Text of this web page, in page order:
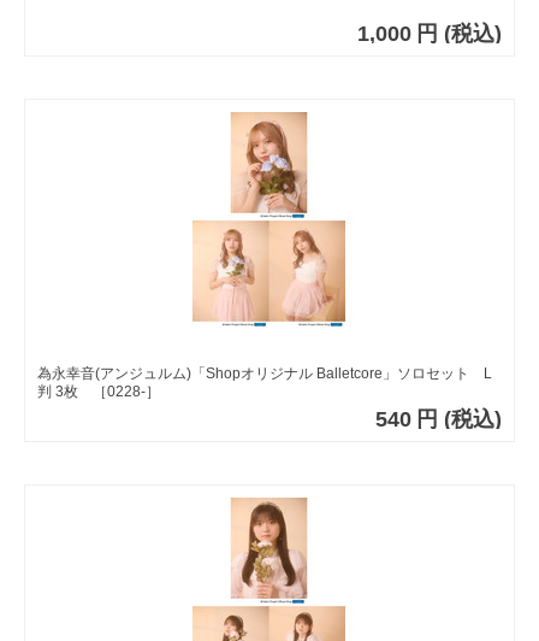
1,000 円 (税込)
為永幸音(アンジュルム)「Shopオリジナル Balletcore」ソロセット L
判 3枚 ［0228-］
540 円 (税込)